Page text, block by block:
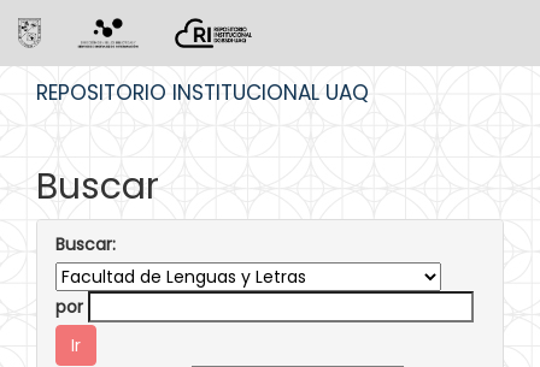
REPOSITORIO INSTITUCIONAL UAQ
Buscar
Buscar:
por